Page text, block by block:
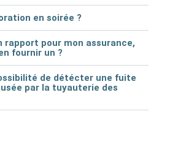
en soirée ?
rapport pour mon assurance,
fournir un ?
de détécter une fuite
par la tuyauterie des